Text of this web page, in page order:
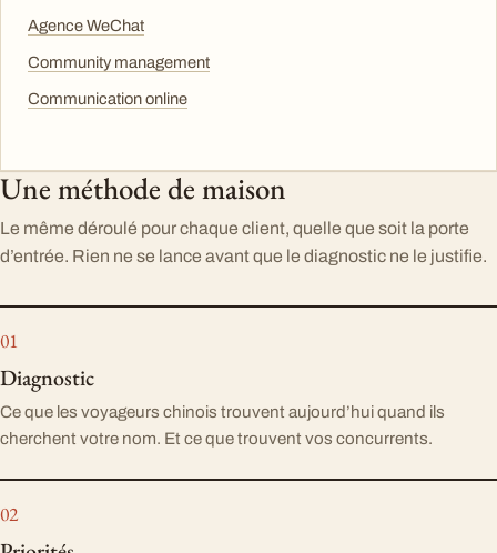
Agence WeChat
Community management
Communication online
Une méthode de maison
Le même déroulé pour chaque client, quelle que soit la porte
d’entrée. Rien ne se lance avant que le diagnostic ne le justifie.
Diagnostic
Ce que les voyageurs chinois trouvent aujourd’hui quand ils
cherchent votre nom. Et ce que trouvent vos concurrents.